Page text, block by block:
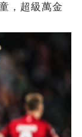
，超級萬金